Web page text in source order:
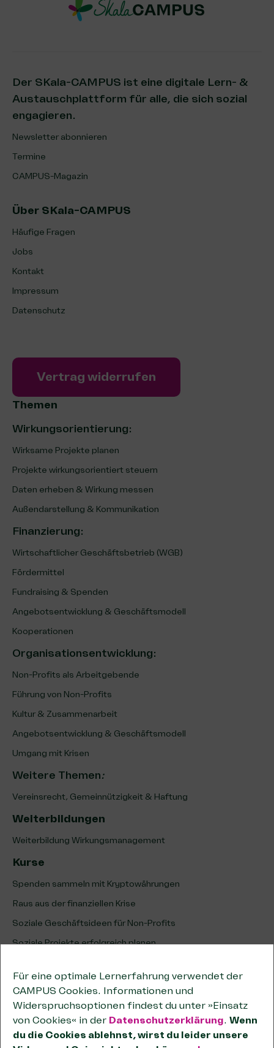
Für eine optimale Lernerfahrung verwendet der
CAMPUS Cookies. Informationen und
Widerspruchsoptionen findest du unter »Einsatz
von Cookies« in der Datenschutzerklärung. Wenn
du die Cookies ablehnst, wirst du leider unsere
Der SKala-CAMPUS ist eine digitale Lern- &
Austauschplattform für alle, die sich sozial
engagieren.
Newsletter abonnieren
Termine
CAMPUS-Magazin
Über SKala-CAMPUS
Häufige Fragen
Jobs
Kontakt
Impressum
Datenschutz
Vertrag widerrufen
Themen
Wirkungsorientierung:
Wirksame Projekte planen
Projekte wirkungsorientiert steuern
Daten erheben & Wirkung messen
Außendarstellung & Kommunikation
Finanzierung:
Wirtschaftlicher Geschäftsbetrieb (WGB)
Fördermittel
Fundraising & Spenden
Angebotsentwicklung & Geschäftsmodell
Kooperationen
Organisationsentwicklung:
Non-Profits als Arbeitgebende
Führung von Non-Profits
Kultur & Zusammenarbeit
Angebotsentwicklung & Geschäftsmodell
Umgang mit Krisen
Weitere Themen:
Vereinsrecht, Gemeinnützigkeit & Haftung
Weiterbildungen
Weiterbildung Wirkungsmanagement
Kurse
Spenden sammeln mit Kryptowährungen
Raus aus der finanziellen Krise
Soziale Geschäftsideen für Non-Profits
Soziale Projekte erfolgreich planen
Unternehmenskooperationen
Kooperationen wirksam planen
Tipps zum wirtschaftlichen Geschäftsbetrieb
Passende Förderstiftungen finden